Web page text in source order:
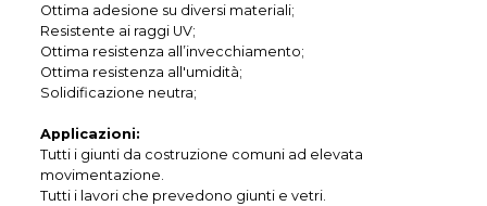
Ottima adesione su diversi materiali;
Resistente ai raggi UV;
Ottima resistenza all’invecchiamento;
Ottima resistenza all'umidità;
Solidificazione neutra;
Applicazioni:
Tutti i giunti da costruzione comuni ad elevata
movimentazione.
Tutti i lavori che prevedono giunti e vetri.